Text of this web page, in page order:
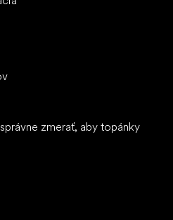
zmerať, aby topánky